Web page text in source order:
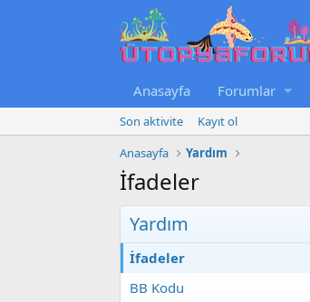
Anasayfa Forumlar
Son aktivite
Kayıt ol
Anasayfa
Yardım
İfadeler
Yardım
İfadeler
BB Kodu